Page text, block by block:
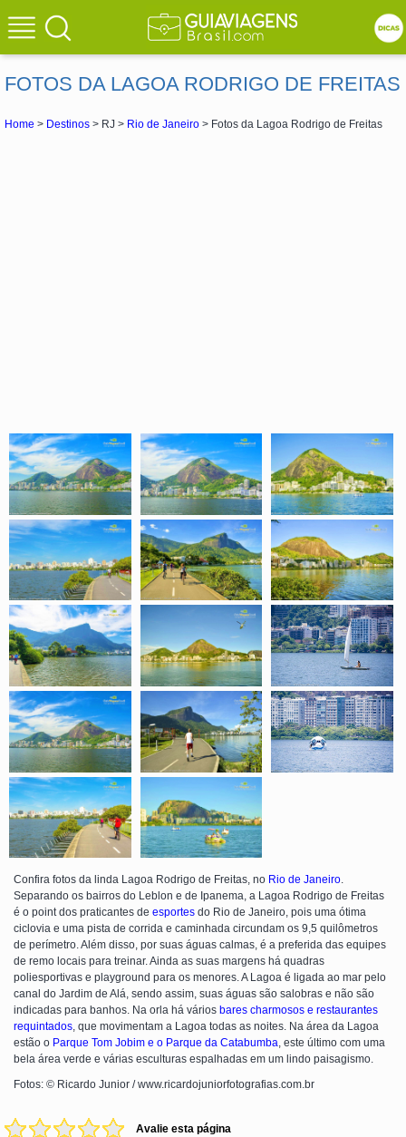
FOTOS DA LAGOA RODRIGO DE FREITAS
Home > Destinos > RJ > Rio de Janeiro > Fotos da Lagoa Rodrigo de Freitas
Confira fotos da linda Lagoa Rodrigo de Freitas, no Rio de Janeiro.
Separando os bairros do Leblon e de Ipanema, a Lagoa Rodrigo de Freitas
é o point dos praticantes de esportes do Rio de Janeiro, pois uma ótima
ciclovia e uma pista de corrida e caminhada circundam os 9,5 quilômetros
de perímetro. Além disso, por suas águas calmas, é a preferida das equipes
de remo locais para treinar. Ainda as suas margens há quadras
poliesportivas e playground para os menores. A Lagoa é ligada ao mar pelo
canal do Jardim de Alá, sendo assim, suas águas são salobras e não são
indicadas para banhos. Na orla há vários bares charmosos e restaurantes
requintados, que movimentam a Lagoa todas as noites. Na área da Lagoa
estão o Parque Tom Jobim e o Parque da Catabumba, este último com uma
bela área verde e várias esculturas espalhadas em um lindo paisagismo.
Fotos: © Ricardo Junior / www.ricardojuniorfotografias.com.br
Avalie esta página